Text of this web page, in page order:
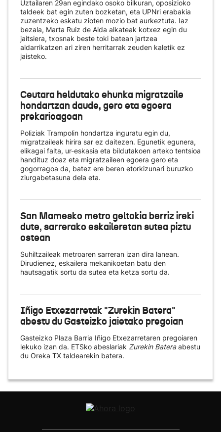
Uztailaren 29an egindako osoko bilkuran, oposizioko
taldeek bat egin zuten bozketan, eta UPNri erabakia
zuzentzeko eskatu zioten mozio bat aurkeztuta. Iaz
bezala, Marta Ruiz de Alda alkateak kotxez egin du
jaitsiera, txosnak beste toki batean jartzea
aldarrikatzen ari ziren herritarrak zeuden kaletik ez
jaisteko.
Ceutara heldutako ehunka migratzaile
hondartzan daude, gero eta egoera
prekarioagoan
Poliziak Trampolin hondartza inguratu egin du,
migratzaileak hirira sar ez daitezen. Egunetik egunera,
elikagai falta, ur-eskasia eta bildutakoen arteko tentsioa
handituz doaz eta migratzaileen egoera gero eta
gogorragoa da, batez ere beren etorkizunari buruzko
ziurgabetasuna dela eta.
San Mamesko metro geltokia berriz ireki
dute, sarrerako eskaileretan sutea piztu
ostean
Suhiltzaileak metroaren sarreran izan dira lanean.
Dirudienez, eskailera mekanikoetan batu den
hautsagatik sortu da sutea eta ketza sortu da.
Iñigo Etxezarretak "Zurekin Batera"
abestu du Gasteizko jaietako pregoian
Gasteizko Plaza Barria Iñigo Etxezarretaren pregoiaren
lekuko izan da. ETSko abeslariak Zurekin Bateraabestu
du Oreka TX taldearekin batera.